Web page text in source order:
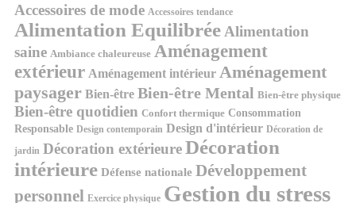
Accessoires de mode Accessoires tendance
Alimentation Equilibrée Alimentation
saine Ambiance chaleureuse Aménagement
extérieur Aménagement intérieur Aménagement
paysager Bien-être Bien-être Mental Bien-être physique
Bien-être quotidien Confort thermique Consommation
Responsable Design contemporain Design d'intérieur Décoration de
jardin Décoration extérieureDécoration
intérieure Défense nationale Développement
personnel Exercice physique Gestion du stress